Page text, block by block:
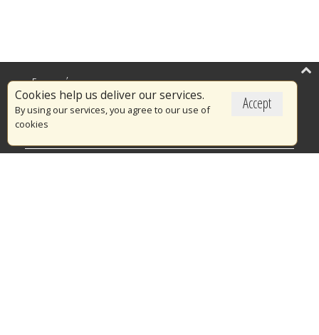
Accept
Cookies help us deliver our services.
By using our services, you agree to our use of
cookies
Επικαιρότητα
Το Πυροσβεστικό Σώμα